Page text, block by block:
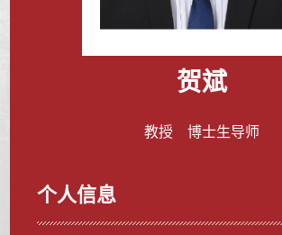
贺斌
教授 博士生导师
个人信息